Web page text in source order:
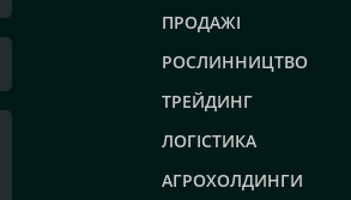
ПРОДАЖІ
РОСЛИННИЦТВО
ТРЕЙДИНГ
ЛОГІСТИКА
АГРОХОЛДИНГИ